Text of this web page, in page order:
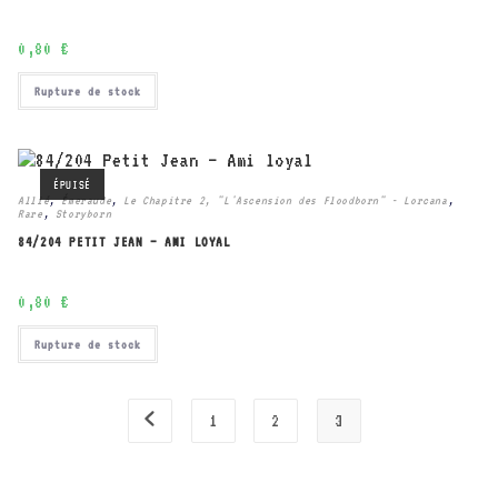
0,80 €
Rupture de stock
ÉPUISÉ
Allié,Émeraude, Le Chapitre 2, "L'Ascension des Floodborn" - Lorcana ,
Rare , Storyborn
84/204 PETIT JEAN – AMI LOYAL
0,80 €
Rupture de stock
1 2 3